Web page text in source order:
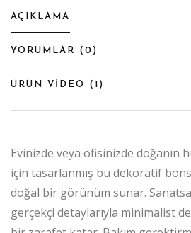
AÇIKLAMA
YORUMLAR ( 0 )
ÜRÜN VİDEO ( 1 )
Evinizde veya ofisinizde
için tasarlanmış bu dekoratif
doğal bir görünüm sunar. Sanatsal
gerçekçi detaylarıyla minimalist